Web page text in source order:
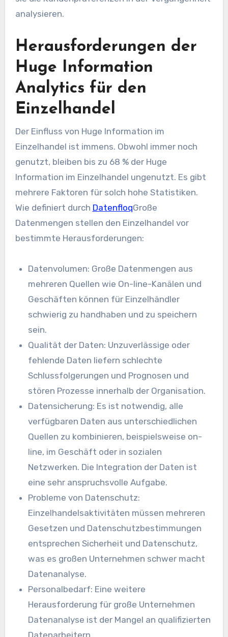
analysieren.
Herausforderungen der
Huge Information
Analytics für den
Einzelhandel
Der Einfluss von Huge Information im
Einzelhandel ist immens. Obwohl immer noch
genutzt, bleiben bis zu 68 % der Huge
Information im Einzelhandel ungenutzt. Es gibt
mehrere Faktoren für solch hohe Statistiken.
Wie definiert durch DatenfloqGroße
Datenmengen stellen den Einzelhandel vor
bestimmte Herausforderungen:
Datenvolumen: Große Datenmengen aus
mehreren Quellen wie On-line-Kanälen und
Geschäften können für Einzelhändler
schwierig zu handhaben und zu speichern
sein.
Qualität der Daten: Unzuverlässige oder
fehlende Daten liefern schlechte
Schlussfolgerungen und Prognosen und
stören Prozesse innerhalb der Organisation.
Datensicherung: Es ist notwendig, alle
verfügbaren Daten aus unterschiedlichen
Quellen zu kombinieren, beispielsweise on-
line, im Geschäft oder in sozialen
Netzwerken. Die Integration der Daten ist
eine sehr anspruchsvolle Aufgabe.
Probleme von Datenschutz:
Einzelhandelsaktivitäten müssen mehreren
Gesetzen und Datenschutzbestimmungen
entsprechenSicherheit und Datenschutz,
was es großen Unternehmen schwer macht
Datenanalyse.
Personalbedarf: Eine weitere
Herausforderung für große Unternehmen
Datenanalyse ist der Mangel an qualifizierten
Datenarbeitern.